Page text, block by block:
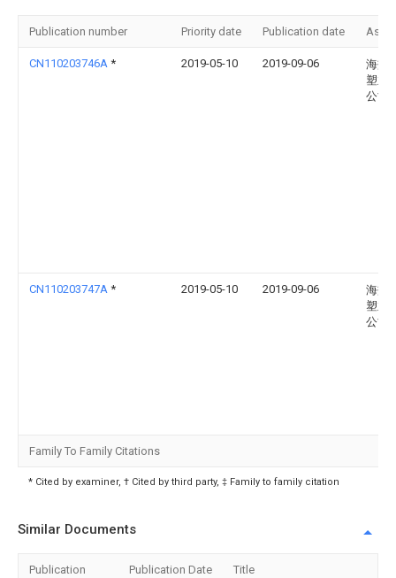
Publication number Priority date Publication date
CN110203746A * 2019-05-10 2019-09-06
海盐
塑业
公司
CN110203747A * 2019-05-10 2019-09-06
海盐
塑业
公司
Family To Family Citations
* Cited by examiner, † Cited by third party, ‡ Family to family citation
Similar Documents
Publication Publication Date Title